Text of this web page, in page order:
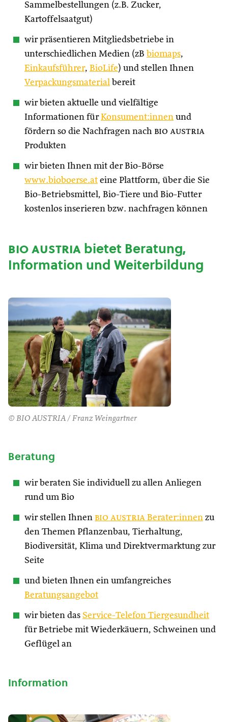
Sammelbestellungen (z.B. Zucker,
Kartoffelsaatgut)
wir präsentieren Mitgliedsbetriebe in
unterschiedlichen Medien (zB biomaps,
Einkaufsführer, BioLife) und stellen Ihnen
Verpackungsmaterial bereit
wir bieten aktuelle und vielfältige
Informationen fürKonsument:innen und
fördern so die Nachfragen nach bio austria
Produkten
wir bieten Ihnen mit der Bio-Börse
www.bioboerse.at eine Plattform, über die Sie
Bio-Betriebsmittel, Bio-Tiere und Bio-Futter
kostenlos inserieren bzw. nachfragen können
bio austriabietet Beratung,
Information und Weiterbildung
© BIO AUSTRIA / Franz Weingartner
Beratung
wir beraten Sie individuell zu allen Anliegen
rund um Bio
wir stellen Ihnen bio austria Berater:innen zu
den Themen Pflanzenbau, Tierhaltung,
Biodiversität, Klima und Direktvermarktung zur
Seite
und bieten Ihnen ein umfangreiches
Beratungsangebot
wir bieten das Service-Telefon Tiergesundheit
für Betriebe mit Wiederkäuern, Schweinen und
Geflügel an
Information